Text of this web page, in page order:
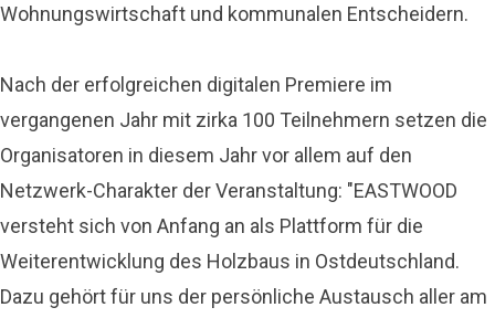
Wohnungswirtschaft und kommunalen Entscheidern.
Nach der erfolgreichen digitalen Premiere im
vergangenen Jahr mit zirka 100 Teilnehmern setzen die
Organisatoren in diesem Jahr vor allem auf den
Netzwerk-Charakter der Veranstaltung: "EASTWOOD
versteht sich von Anfang an als Plattform für die
Weiterentwicklung des Holzbaus in Ostdeutschland.
Dazu gehört für uns der persönliche Austausch aller am